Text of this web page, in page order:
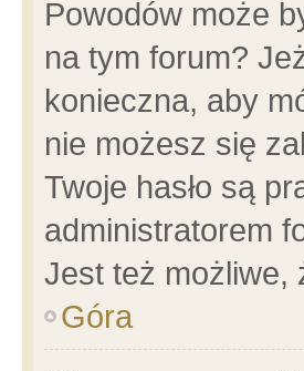
Powodów może
na tym forum?
konieczna, aby
nie możesz się
Twoje hasło są
administratorem
Jest też możliwe,
Góra